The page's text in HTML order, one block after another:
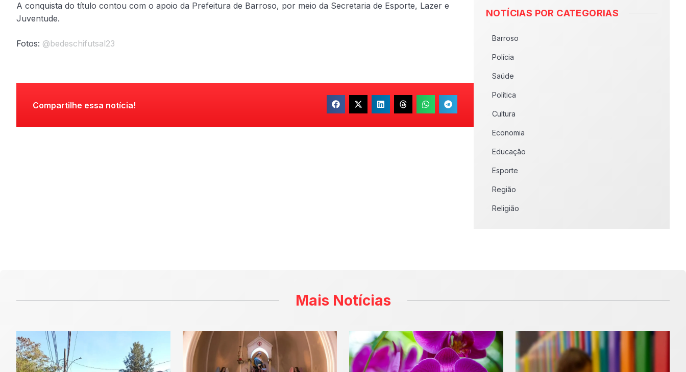
A conquista do título contou com o apoio da Prefeitura de Barroso, por meio da Secretaria de Esporte, Lazer e
Juventude.
Fotos: @bedeschifutsal23
Compartilhe essa notícia!
NOTÍCIAS POR CATEGORIAS
Barroso
Polícia
Saúde
Política
Cultura
Economia
Educação
Esporte
Região
Religião
Mais Notícias